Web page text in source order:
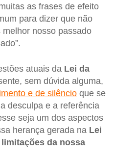
as frases de efeito
para dizer que não
nosso passado
atuais da Lei da
sem dúvida alguma,
e de silêncio que se
desculpa e a referência
seja um dos aspectos
herança gerada na Lei
limitações da nossa